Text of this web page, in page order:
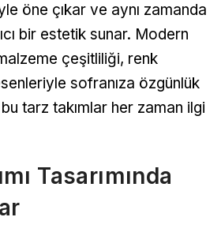
öne çıkar ve aynı zamanda
bir estetik sunar. Modern
çeşitliliği, renk
sofranıza özgünlük
tarz takımlar her zaman ilgi
Tasarımında